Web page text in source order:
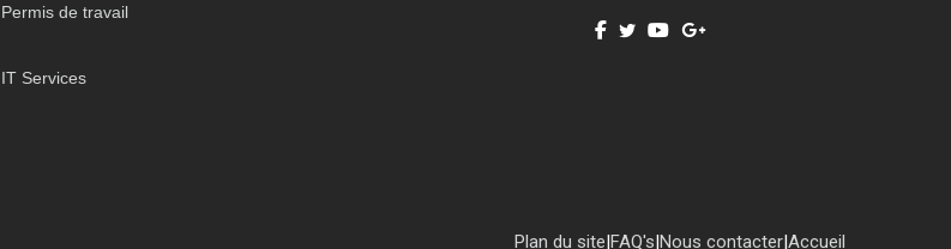
Permis de travail
IT Services
Accueil
|
Nous contacter
|
FAQ's
|
Plan du site